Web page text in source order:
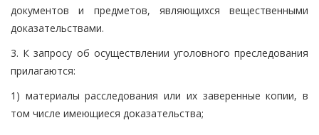
документов и предметов, являющихся вещественными
доказательствами.
3. К запросу об осуществлении уголовного преследования
прилагаются:
1) материалы расследования или их заверенные копии, в
том числе имеющиеся доказательства;